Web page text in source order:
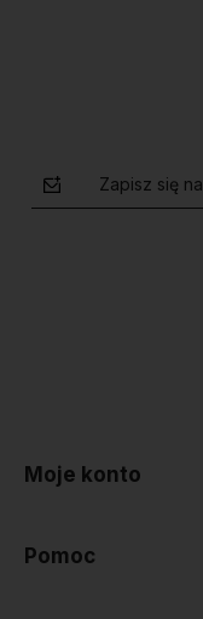
Zapisz się
Moje konto
Pomoc